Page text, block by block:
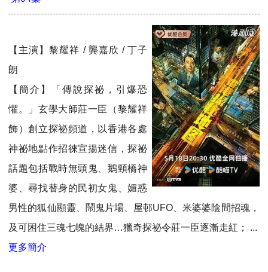
【主演】黎耀祥 / 龔嘉欣 / 丁子
朗
【簡介】「傳說探祕，引爆恐
懼。」玄學大師莊一臣（黎耀祥
飾）創立探祕頻道，以香港各處
神祕地點作招徠宣揚迷信，探祕
話題包括戰時無頭鬼、鵝頸橋神
婆、尋找替身的民初女鬼、媚惑
男性的狐仙顯靈、鬧鬼片場、屋邨UFO、米婆婆陰間招魂，
及可困住三魂七魄的結界…獵奇探祕令莊一臣逐漸走紅； ...
更多簡介